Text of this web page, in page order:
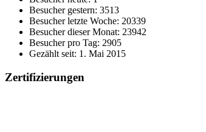
Besucher gestern: 3513
Besucher letzte Woche: 20339
Besucher dieser Monat: 23942
Besucher pro Tag: 2905
Gezählt seit: 1. Mai 2015
Zertifizierungen